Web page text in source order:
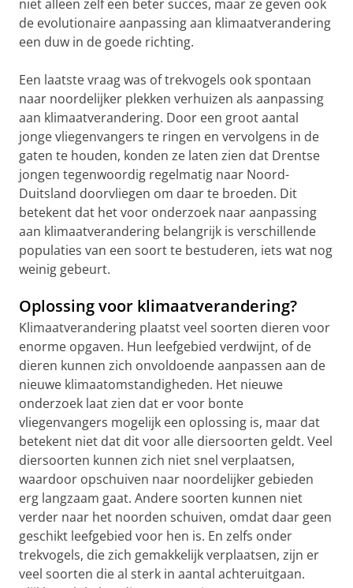
niet alleen zelf een beter succes, maar ze geven ook
de evolutionaire aanpassing aan klimaatverandering
een duw in de goede richting.
Een laatste vraag was of trekvogels ook spontaan
naar noordelijker plekken verhuizen als aanpassing
aan klimaatverandering. Door een groot aantal
jonge vliegenvangers te ringen en vervolgens in de
gaten te houden, konden ze laten zien dat Drentse
jongen tegenwoordig regelmatig naar Noord-
Duitsland doorvliegen om daar te broeden. Dit
betekent dat het voor onderzoek naar aanpassing
aan klimaatverandering belangrijk is verschillende
populaties van een soort te bestuderen, iets wat nog
weinig gebeurt.
Oplossing voor klimaatverandering?
Klimaatverandering plaatst veel soorten dieren voor
enorme opgaven. Hun leefgebied verdwijnt, of de
dieren kunnen zich onvoldoende aanpassen aan de
nieuwe klimaatomstandigheden. Het nieuwe
onderzoek laat zien dat er voor bonte
vliegenvangers mogelijk een oplossing is, maar dat
betekent niet dat dit voor alle diersoorten geldt. Veel
diersoorten kunnen zich niet snel verplaatsen,
waardoor opschuiven naar noordelijker gebieden
erg langzaam gaat. Andere soorten kunnen niet
verder naar het noorden schuiven, omdat daar geen
geschikt leefgebied voor hen is. En zelfs onder
trekvogels, die zich gemakkelijk verplaatsen, zijn er
veel soorten die al sterk in aantal achteruitgaan.